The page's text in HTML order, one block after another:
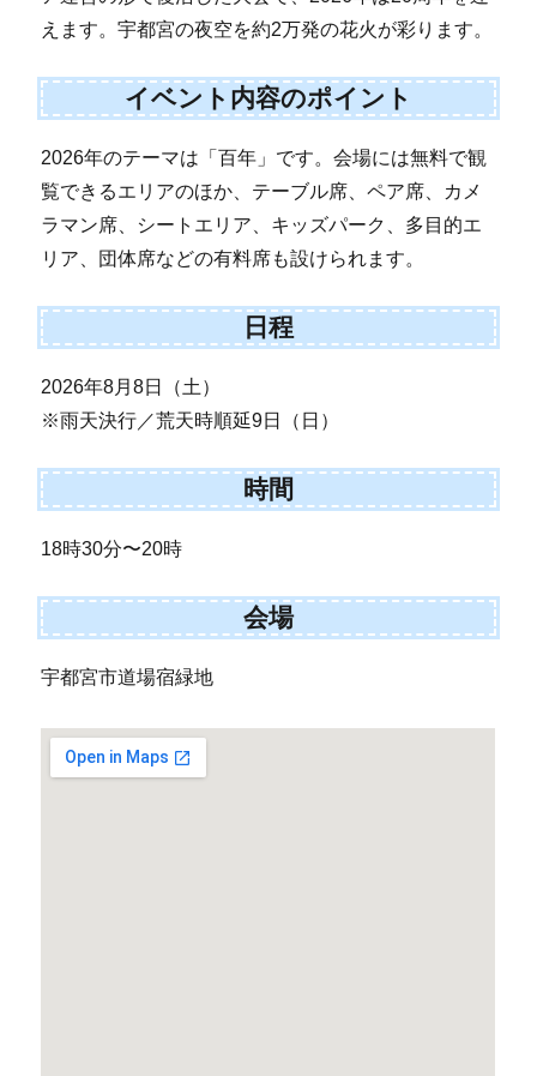
えます。宇都宮の夜空を約2万発の花火が彩ります。
イベント内容のポイント
2026年のテーマは「百年」です。会場には無料で観
覧できるエリアのほか、テーブル席、ペア席、カメ
ラマン席、シートエリア、キッズパーク、多目的エ
リア、団体席などの有料席も設けられます。
日程
2026年8月8日（土）
※雨天決行／荒天時順延9日（日）
時間
18時30分〜20時
会場
宇都宮市道場宿緑地